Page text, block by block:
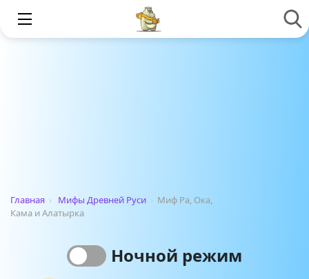
Главная › Мифы Древней Руси › Миф Ра, Ока,
Кама и Алатырка
Ночной режим